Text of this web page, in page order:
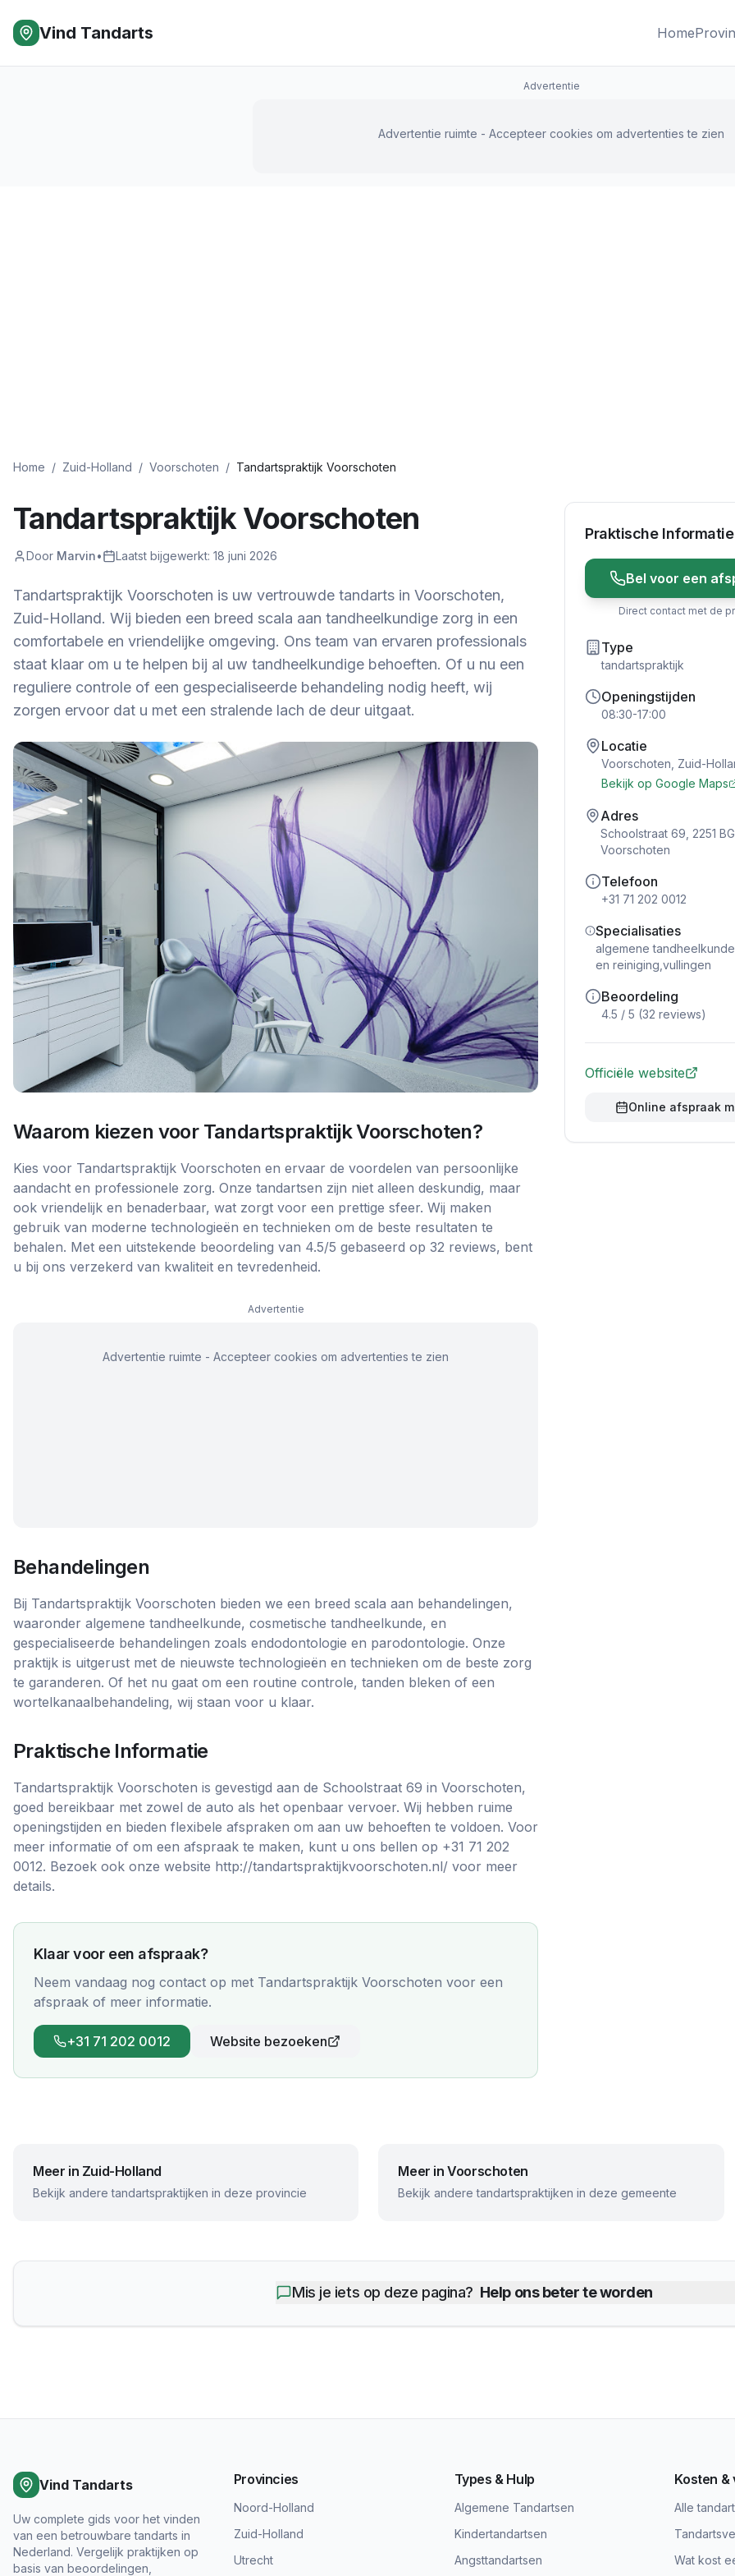
Vind Tandarts Home
Advertentie
Advertentie ruimte - Accepteer cookies om advertenties te zien
Home / Zuid-Holland / Voorschoten / Tandartspraktijk Voorschoten
Tandartspraktijk Voorschoten
Door Marvin• Laatst bijgewerkt: 18 juni 2026
Tandartspraktijk Voorschoten is uw vertrouwde tandarts in Voorschoten,
Zuid-Holland. Wij bieden een breed scala aan tandheelkundige zorg in een
comfortabele en vriendelijke omgeving. Ons team van ervaren professionals
staat klaar om u te helpen bij al uw tandheelkundige behoeften. Of u nu een
reguliere controle of een gespecialiseerde behandeling nodig heeft, wij
zorgen ervoor dat u met een stralende lach de deur uitgaat.
Waarom kiezen voor Tandartspraktijk Voorschoten?
Kies voor Tandartspraktijk Voorschoten en ervaar de voordelen van persoonlijke
aandacht en professionele zorg. Onze tandartsen zijn niet alleen deskundig, maar
ook vriendelijk en benaderbaar, wat zorgt voor een prettige sfeer. Wij maken
gebruik van moderne technologieën en technieken om de beste resultaten te
behalen. Met een uitstekende beoordeling van 4.5/5 gebaseerd op 32 reviews, bent
u bij ons verzekerd van kwaliteit en tevredenheid.
Advertentie
Advertentie ruimte - Accepteer cookies om advertenties te zien
Behandelingen
Bij Tandartspraktijk Voorschoten bieden we een breed scala aan behandelingen,
waaronder algemene tandheelkunde, cosmetische tandheelkunde, en
gespecialiseerde behandelingen zoals endodontologie en parodontologie. Onze
praktijk is uitgerust met de nieuwste technologieën en technieken om de beste zorg
te garanderen. Of het nu gaat om een routine controle, tanden bleken of een
wortelkanaalbehandeling, wij staan voor u klaar.
Praktische Informatie
Tandartspraktijk Voorschoten is gevestigd aan de Schoolstraat 69 in Voorschoten,
goed bereikbaar met zowel de auto als het openbaar vervoer. Wij hebben ruime
openingstijden en bieden flexibele afspraken om aan uw behoeften te voldoen. Voor
meer informatie of om een afspraak te maken, kunt u ons bellen op +31 71 202
0012. Bezoek ook onze website http://tandartspraktijkvoorschoten.nl/ voor meer
details.
Klaar voor een afspraak?
Neem vandaag nog contact op met Tandartspraktijk Voorschoten voor een
afspraak of meer informatie.
+31 71 202 0012 Website bezoeken
Praktische Informatie
Bel voor een
Direct contact met de
Type
tandartspraktijk
Openingstijden
08:30-17:00
Locatie
Voorschoten Zuid-
Bekijk op Google Maps
Adres
Schoolstraat 69, 2251 BG
Voorschoten
Telefoon
+31 71 202 0012
Specialisaties
algemene
en reiniging,vullingen
Beoordeling
4.5 / 5 (32 reviews)
Officiële website
Online afspraak
Meer in Zuid-Holland
Bekijk andere tandartspraktijken in deze provincie
Meer inVoorschoten
Bekijk andere tandartspraktijken in deze gemeente
Mis je iets op deze pagina? Help ons beter te worden
Vind Tandarts
Uw complete gids voor het vinden
van een betrouwbare tandarts in
Nederland. Vergelijk praktijken op
basis van beoordelingen,
Provincies
Noord-Holland
Zuid-Holland
Utrecht
Types & Hulp
Algemene Tandartsen
Kindertandartsen
Angsttandartsen
Kosten &
Alle
Wat kost